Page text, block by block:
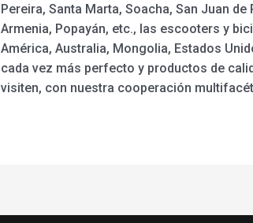
Pereira, Santa Marta, Soacha, San Juan
Armenia, Popayán, etc., las escooters y
América, Australia, Mongolia, Estados
cada vez más perfecto y productos de
visiten, con nuestra cooperación